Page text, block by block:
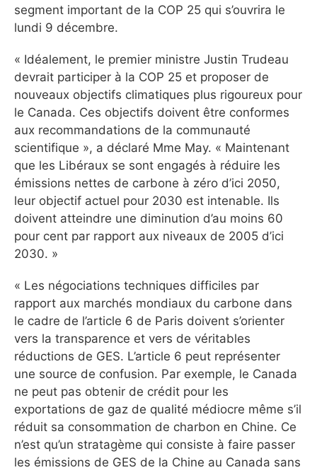
segment important de la COP 25 qui s’ouvrira le
lundi 9 décembre.
« Idéalement, le premier ministre Justin Trudeau
devrait participer à la COP 25 et proposer de
nouveaux objectifs climatiques plus rigoureux pour
le Canada. Ces objectifs doivent être conformes
aux recommandations de la communauté
scientifique », a déclaré Mme May. « Maintenant
que les Libéraux se sont engagés à réduire les
émissions nettes de carbone à zéro d’ici 2050,
leur objectif actuel pour 2030 est intenable. Ils
doivent atteindre une diminution d’au moins 60
pour cent par rapport aux niveaux de 2005 d’ici
2030. »
« Les négociations techniques difficiles par
rapport aux marchés mondiaux du carbone dans
le cadre de l’article 6 de Paris doivent s’orienter
vers la transparence et vers de véritables
réductions de GES. L’article 6 peut représenter
une source de confusion. Par exemple, le Canada
ne peut pas obtenir de crédit pour les
exportations de gaz de qualité médiocre même s’il
réduit sa consommation de charbon en Chine. Ce
n’est qu’un stratagème qui consiste à faire passer
les émissions de GES de la Chine au Canada sans